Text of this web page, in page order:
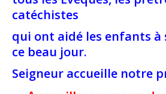
catéchistes
qui ont aidé les enfants à
ce beau jour.
Seigneur accueille notre